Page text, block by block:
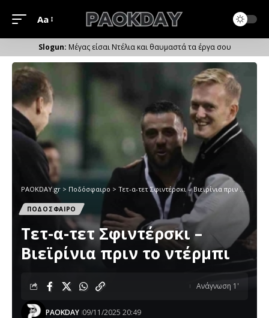
Μέγεθος
Γραμματοσειράς
Aa
Μέγας είσαι Ντέλια και θαυμαστά τα έργα σου
PAOKDAY.gr > Ποδόσφαιρο > Τετ-α-τετ Σφιντέρσκι – Βιεϊρίνια πριν το ντέρμπι
ΠΟΔΟΣΦΑΙΡΟ
Τετ-α-τετ Σφιντέρσκι –
Βιεϊρίνια πριν το ντέρμπι
PAOKDAY 09/11/2025 20:49
Ανάγνωση 1'